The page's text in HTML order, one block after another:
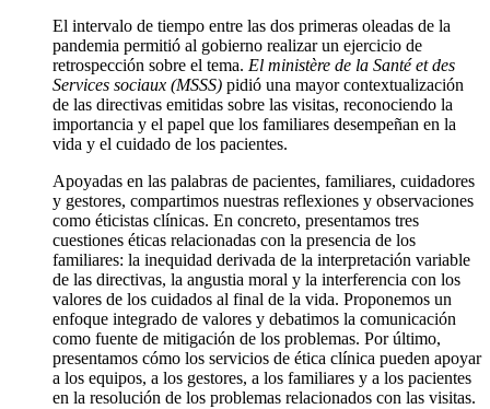
El intervalo de tiempo entre las dos primeras oleadas de la
pandemia permitió al gobierno realizar un ejercicio de
retrospección sobre el tema. El ministère de la Santé et des
Services sociaux (MSSS) pidió una mayor contextualización
de las directivas emitidas sobre las visitas, reconociendo la
importancia y el papel que los familiares desempeñan en la
vida y el cuidado de los pacientes.
Apoyadas en las palabras de pacientes, familiares, cuidadores
y gestores, compartimos nuestras reflexiones y observaciones
como éticistas clínicas. En concreto, presentamos tres
cuestiones éticas relacionadas con la presencia de los
familiares: la inequidad derivada de la interpretación variable
de las directivas, la angustia moral y la interferencia con los
valores de los cuidados al final de la vida. Proponemos un
enfoque integrado de valores y debatimos la comunicación
como fuente de mitigación de los problemas. Por último,
presentamos cómo los servicios de ética clínica pueden apoyar
a los equipos, a los gestores, a los familiares y a los pacientes
en la resolución de los problemas relacionados con las visitas.